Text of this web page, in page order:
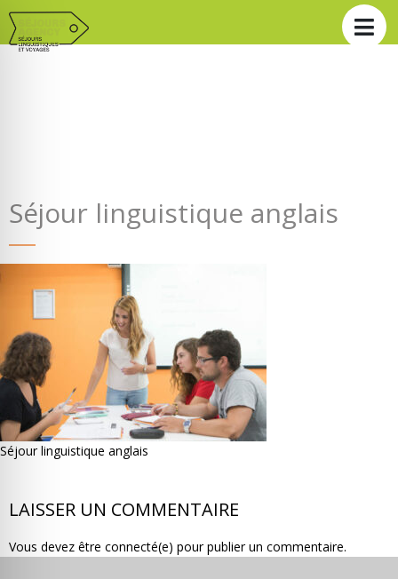
Séjour linguistique anglais
Séjour linguistique anglais
LAISSER UN COMMENTAIRE
Vous devez être connecté(e) pour publier un commentaire.
partir ? Devis & contact